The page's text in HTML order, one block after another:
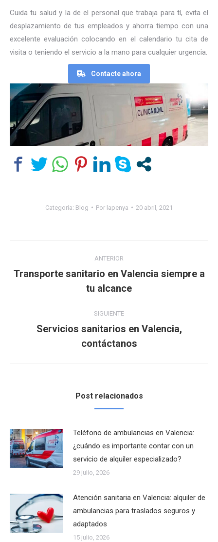
Cuida tu salud y la de el personal que trabaja para tí, evita el
desplazamiento de tus empleados y ahorra tiempo con una
excelente evaluación colocando en el calendario tu cita de
visita o teniendo el servicio a la mano para cualquier urgencia.
Contacte ahora
Categoría: Blog Por lapenya 20 abril, 2021
entre
ANTERIOR
Publicación
anterior:
Transporte sanitario en Valencia siempre a
tu alcance
SIGUIENTE
Publicación
siguiente:
Servicios sanitarios en Valencia,
contáctanos
Post relacionados
Teléfono de ambulancias en Valencia:
¿cuándo es importante contar con un
servicio de alquiler especializado?
29 julio, 2026
Atención sanitaria en Valencia: alquiler de
ambulancias para traslados seguros y
adaptados
15 julio, 2026